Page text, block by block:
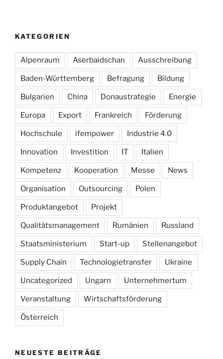
KATEGORIEN
Alpenraum Aserbaidschan Ausschreibung
Baden-Württemberg Befragung Bildung
Bulgarien China Donaustrategie Energie
Europa Export Frankreich Förderung
Hochschule ifempower Industrie 4.0
Innovation Investition IT Italien
Kompetenz Kooperation Messe News
Organisation Outsourcing Polen
Produktangebot Projekt
Qualitätsmanagement Rumänien Russland
Staatsministerium Start-up Stellenangebot
Supply Chain Technologietransfer Ukraine
Uncategorized Ungarn Unternehmertum
Veranstaltung Wirtschaftsförderung
Österreich
NEUESTE BEITRÄGE